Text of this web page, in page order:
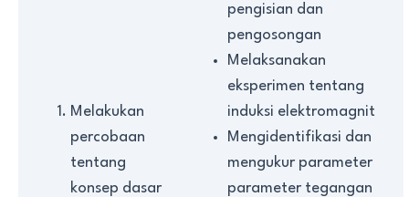
Melakukan
percobaan
tentang
konsep dasar
pengisian dan
pengosongan
Melaksanakan
eksperimen tentang
induksi elektromagnit
Mengidentifikasi dan
mengukur parameter
parameter tegangan